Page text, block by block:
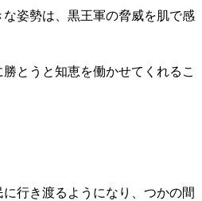
姿勢は、黒王軍の脅威を肌で感
とうと知恵を働かせてくれるこ
行き渡るようになり、つかの間